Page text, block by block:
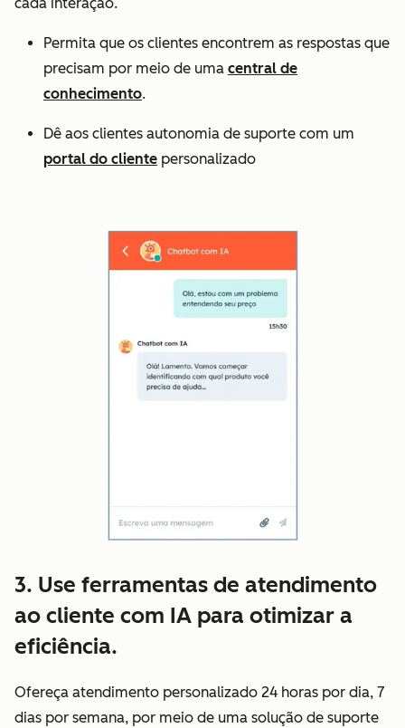
Permita que os clientes encontrem as respostas que
precisam por meio de uma central de
conhecimento.
Dê aos clientes autonomia de suporte com um
portal do cliente personalizado
3. Use ferramentas de atendimento
ao cliente com IA para otimizar a
eficiência.
Ofereça atendimento personalizado 24 horas por dia, 7
dias por semana, por meio de uma solução de suporte